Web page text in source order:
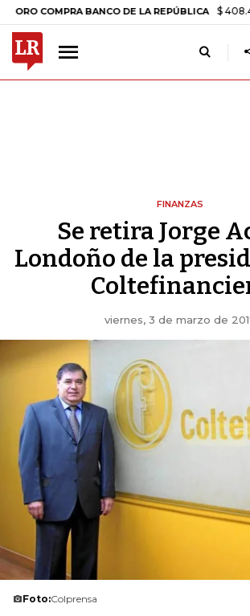
COMPRA BANCO DE LA REPÚBLICA $ 408.498,97
FINANZAS
Se retira Jorge
Londoño de la
viernes, 3 de marzo de
Foto:Colprensa